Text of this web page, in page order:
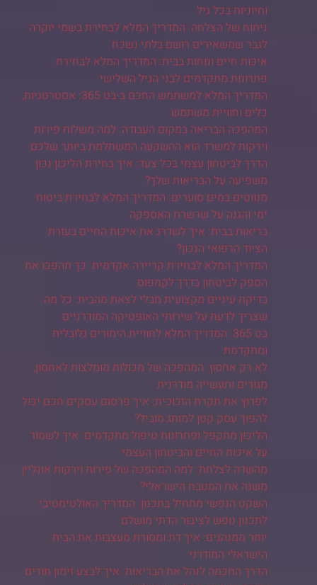
וחיוניות בכל גיל
ניחוח של הצלחה: המדריך המלא לבחירת בשמי יוקרה
לגבר שמשאירים רושם בלתי נשכח
איכות חיים ונוחות בבית: המדריך המלא לבחירת
פתרונות מתקדמים לבני הגיל השלישי
המדריך המלא למשתמש החכם ב-בט 365: אסטרטגיות,
כלים וחוויית משתמש
המהפכה הבריאה במקום העבודה: למה משלוח פירות
וירקות למשרד הוא ההשקעה המשתלמת ביותר שלכם
הדרך לביטחון עצמי בכל צעד: איך בחירת הליכון נכון
משפיעה על הבריאות שלך?
מנווטים במים סוערים: המדריך המלא לבחירת ביטוח
ימי והגנה על שרשרת האספקה
בריאות בבית: איך לשדרג את איכות החיים בעזרת
הציוד הרפואי הנכון?
המדריך המלא לבחירת קריירה אקדמית: כך תהפכו את
הספק לביטחון בדרך לקמפוס
בדיקת עיניים מקצועית מבלי לצאת מהבית: כל מה
שצריך לדעת על שירותי האופטיקה המודרניים
בט 365: המדריך המלא לחוויית הימורים גלובלית
ומתקדמת
לא רק אחסון: המהפכה של מכולות מומלצות לאחסון,
מגורים ותעשייה מודרנית
לפרוץ את תקרת הזכוכית: איך פרסום עסקים חכם יכול
להפוך עסק קטן למותג מוביל?
הליכון מתקפל ופתרונות טיפול מתקדמים: איך לשמור
על איכות החיים והביטחון העצמי
מהשדה לצלחת: למה המהפכה של פירות וירקות אונליין
משנה את המטבח הישראלי?
השקט הנפשי מתחיל בתכנון: המדריך האולטימטיבי
לתכנון נופש לציבור הדתי מושלם
יותר ממנהגים: איך דת ומסורת מעצבות את הבית
הישראלי המודרני
הדרך החכמה לנהל את הבריאות: איך לבצע זימון תורים